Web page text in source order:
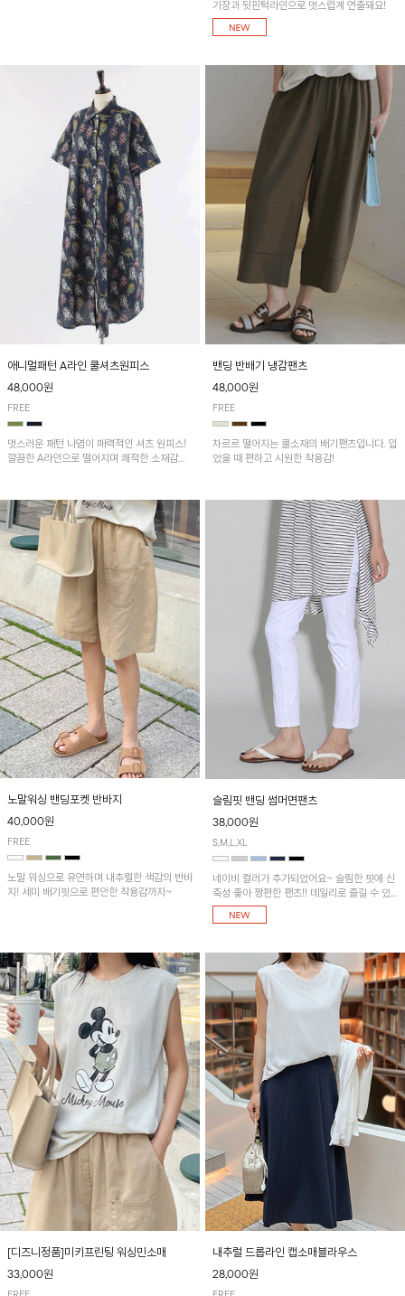
기장과 뒷핀턱라인으로 멋스럽게 연출돼요!
애니멀패턴 A라인 쿨셔츠원피스
48,000원
FREE
멋스러운 패턴 나염이 매력적인 셔츠 원피스!
깔끔한 A라인으로 떨어지며 쾌적한 소재감으
밴딩 반배기 냉감팬츠
48,000원
FREE
차르르 떨어지는 쿨소재의 배기팬츠입니다. 입
었을 때 편하고 시원한 착용감!
노말워싱 밴딩포켓 반바지
40,000원
FREE
노말 워싱으로 유연하며 내추럴한 색감의 반바
지! 세미 배기핏으로 편안한 착용감까지~
슬림핏 밴딩 썸머면팬츠
38,000원
S,M,L,XL
네이비 컬러가 추가되었어요~ 슬림한 핏에 신
축성 좋아 짱편한 팬츠!! 데일리로 즐길 수 있
는 기본 컬러들로 준비했어요~
[디즈니정품]미키프린팅 워싱민소매
33,000원
내추럴 드롭라인 캡소매블라우스
28,000원